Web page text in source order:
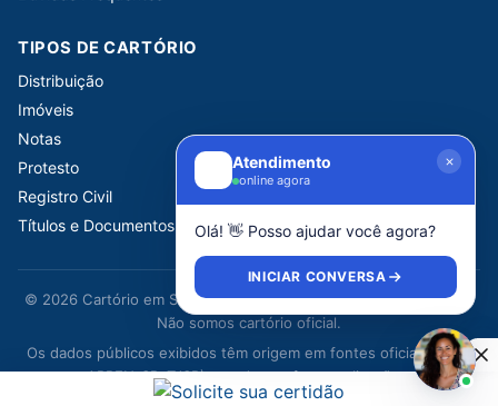
TIPOS DE CARTÓRIO
Distribuição
Imóveis
Notas
Protesto
Registro Civil
Títulos e Documentos
© 2026 Cartório em São Paulo. Portal informativo independente.
Não somos cartório oficial.
Os dados públicos exibidos têm origem em fontes oficiais (CNJ,
ARPEN-SP, TJSP) e podem sofrer atualizações.
Atendimento
online agora
Olá! 👋 Posso ajudar você agora?
INICIAR CONVERSA